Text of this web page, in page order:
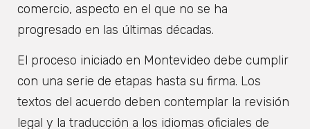
comercio, aspecto en el que no se ha
progresado en las últimas décadas.
El proceso iniciado en Montevideo debe cumplir
con una serie de etapas hasta su firma. Los
textos del acuerdo deben contemplar la revisión
legal y la traducción a los idiomas oficiales de